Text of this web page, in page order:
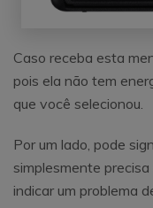
Caso receba esta
pois ela não tem
que você selecionou.
Por um lado, pode
simplesmente
indicar um problema